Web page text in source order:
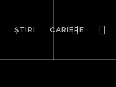
ȘTIRI CARIERE